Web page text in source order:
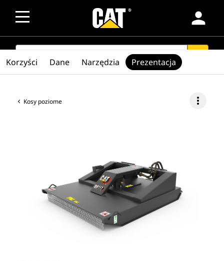
person
SEARCH
Kosy poziome more_vert
Korzyści Dane Narzędzia Prezentacja